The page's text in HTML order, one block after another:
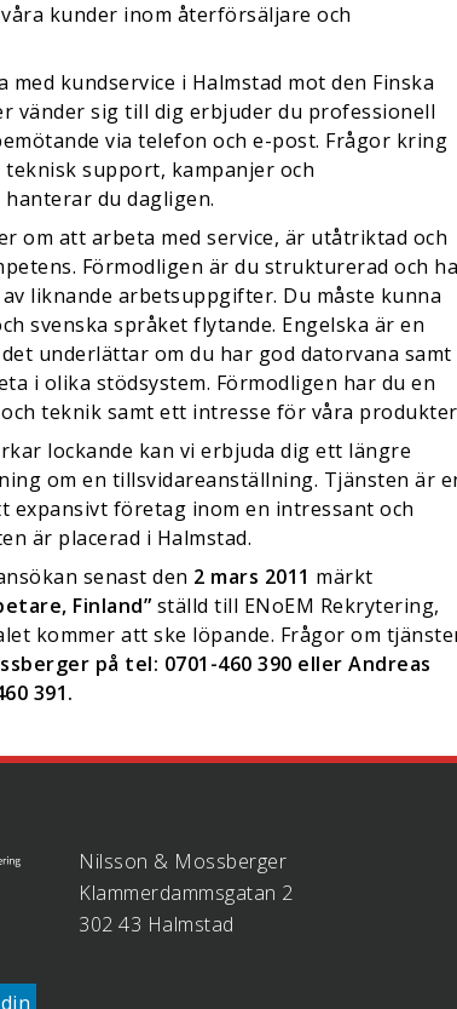
kunder inom återförsäljare och
kundservice i Halmstad mot den Finska
vänder sig till dig erbjuder du professionell
via telefon och e-post. Frågor kring
support, kampanjer och
du dagligen.
om att arbeta med service, är utåtriktad och
Förmodligen är du strukturerad och
liknande arbetsuppgifter. Du måste kunna
svenska språket flytande. Engelska är en
underlättar om du har god datorvana samt
i olika stödsystem. Förmodligen har du en
teknik samt ett intresse för våra
lockande kan vi erbjuda dig ett längre
om en tillsvidareanställning. Tjänsten är
expansivt företag inom en intressant och
är placerad i Halmstad.
senast den 2 mars 2011 märkt
Finland” ställd till ENoEM Rekrytering,
kommer att ske löpande. Frågor om
på tel: 0701-460 390 eller Andreas
391.
Nilsson & Mossberger
Klammerdammsgatan 2
302 43 Halmstad